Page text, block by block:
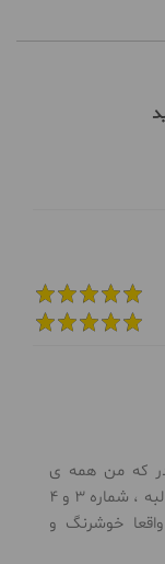
که من همه ی
رنگ هاشو خریدم شماره 2 تناژ گلبهی و رنگ لبه ، شماره 3 و 4
خوشرنگ و